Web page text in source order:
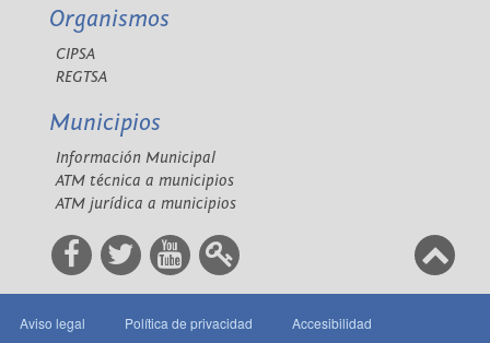
Organismos
CIPSA
REGTSA
Municipios
Información Municipal
ATM técnica a municipios
ATM jurídica a municipios
Aviso legal Política de privacidad Accesibilidad